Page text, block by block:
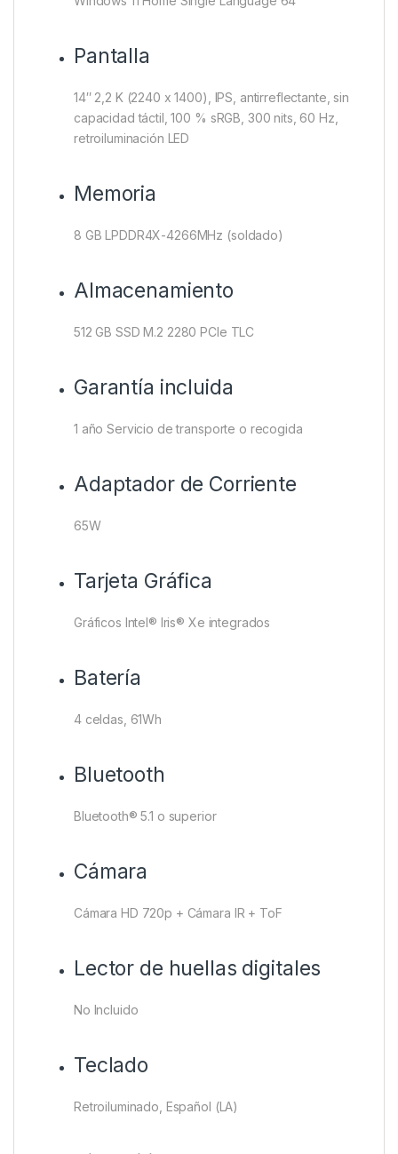
Pantalla
14″ 2,2 K (2240 x 1400), IPS, antirreflectante, sin
capacidad táctil, 100 % sRGB, 300 nits, 60 Hz,
retroiluminación LED
Memoria
8 GB LPDDR4X-4266MHz (soldado)
Almacenamiento
512 GB SSD M.2 2280 PCIe TLC
Garantía incluida
1 año Servicio de transporte o recogida
Adaptador de Corriente
65W
Tarjeta Gráfica
Gráficos Intel® Iris® Xe integrados
Batería
4 celdas, 61Wh
Bluetooth
Bluetooth® 5.1 o superior
Cámara
Cámara HD 720p + Cámara IR + ToF
Lector de huellas digitales
No Incluido
Teclado
Retroiluminado, Español (LA)